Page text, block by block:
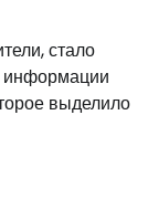
стало
информации
выделило